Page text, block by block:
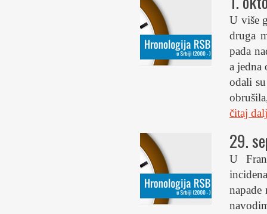
U više
druga
pada
a jedna
odali
čitaj
29.
U
napade